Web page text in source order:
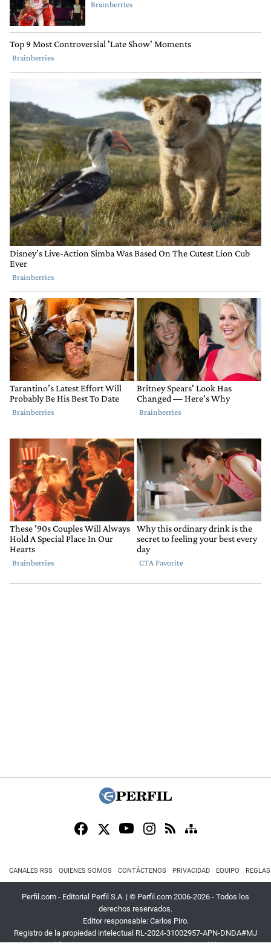
CANALES RSS QUIENES SOMOS CONTÁCTENOS PRIVACIDAD EQUIPO
Perfil.com - Editorial Perfil S.A. | © Perfil.com 2006-2026 - Todos los
derechos reservados.
Editor responsable: Carlos Piro.
Registro de la propiedad intelectual RL-2024-31002957-APN-DNDA#MJ
Dirección:California 2715,C1289ABI,CABA, Argentina| Teléfono:+54 9 11